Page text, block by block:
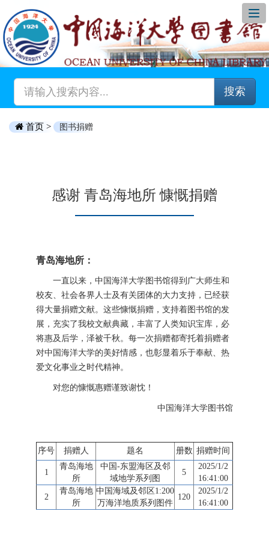
搜索
首页 > 图书捐赠
感谢 青岛海地所 慷慨捐赠
青岛海地所：
一直以来，中国海洋大学图书馆得到广大师生和
校友、社会各界人士及有关团体的大力支持，已经获
得大量捐赠文献。这些慷慨捐赠，支持着图书馆的发
展，充实了我校文献典藏，丰富了人类知识宝库，必
将惠及后学，泽被千秋。每一次捐赠都寄托着捐赠者
对中国海洋大学的美好情感，也彰显着乐于奉献、热
爱文化事业之时代精神。
对您的慷慨惠赠谨致谢忱！
中国海洋大学图书馆
序号 捐赠人 题名 册数 捐赠时间
1
青岛海地
所
中国-东盟海区及邻
域地学系列图
5
2025/1/2
16:41:00
2
青岛海地
所
中国海域及邻区1:200
万海洋地质系列图件
120
2025/1/2
16:41:00